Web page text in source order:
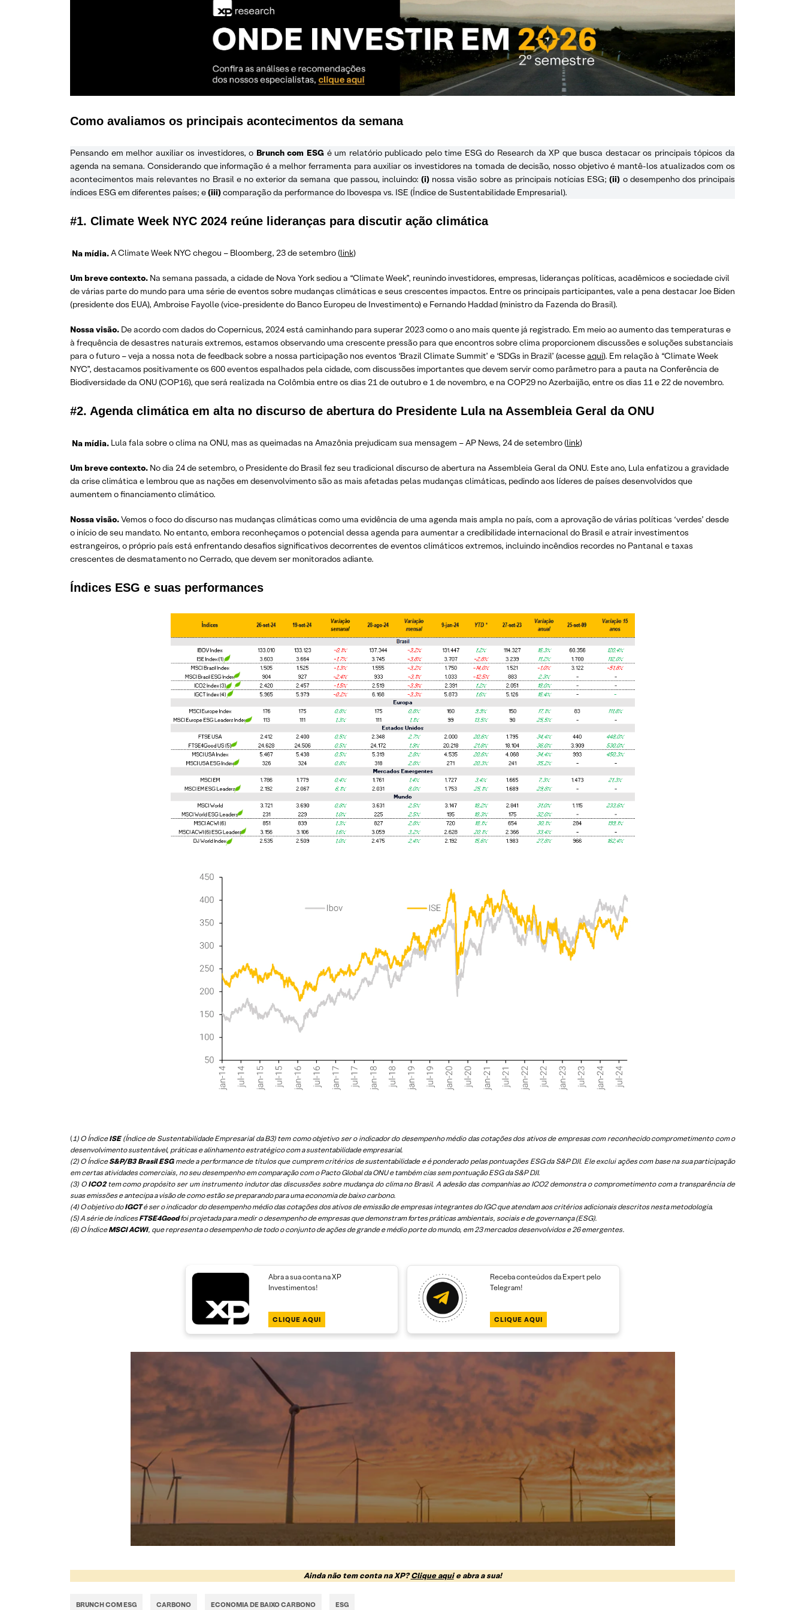
Como avaliamos os principais acontecimentos da semana
Pensando em melhor auxiliar os investidores, o Brunch com ESG é um relatório publicado pelo time ESG do Research da XP que busca destacar os principais tópicos da
agenda na semana. Considerando que informação é a melhor ferramenta para auxiliar os investidores na tomada de decisão, nosso objetivo é mantê-los atualizados com os
acontecimentos mais relevantes no Brasil e no exterior da semana que passou, incluindo:(i) nossa visão sobre as principais notícias ESG;(ii) o desempenho dos principais
índices ESG em diferentes países; e(iii)comparação da performance do Ibovespa vs. ISE (Índice de Sustentabilidade Empresarial).
#1. Climate Week NYC 2024 reúne lideranças para discutir ação climática
Na mídia.A Climate Week NYC chegou – Bloomberg, 23 de setembro (link)
Um breve contexto. Na semana passada, a cidade de Nova York sediou a “Climate Week”, reunindo investidores, empresas, lideranças políticas, acadêmicos e sociedade civil
de várias parte do mundo para uma série de eventos sobre mudanças climáticas e seus crescentes impactos. Entre os principais participantes, vale a pena destacar Joe Biden
(presidente dos EUA), Ambroise Fayolle (vice-presidente do Banco Europeu de Investimento) e Fernando Haddad (ministro da Fazenda do Brasil).
Nossa visão. De acordo com dados do Copernicus, 2024 está caminhando para superar 2023 como o ano mais quente já registrado. Em meio ao aumento das temperaturas e
à frequência de desastres naturais extremos, estamos observando uma crescente pressão para que encontros sobre clima proporcionem discussões e soluções substanciais
para o futuro – veja a nossa nota de feedback sobre a nossa participação nos eventos ‘Brazil Climate Summit’ e ‘SDGs in Brazil’ (acesseaqui). Em relação à “Climate Week
NYC”, destacamos positivamente os 600 eventos espalhados pela cidade, com discussões importantes que devem servir como parâmetro para a pauta na Conferência de
Biodiversidade da ONU (COP16), que será realizada na Colômbia entre os dias 21 de outubro e 1 de novembro, e na COP29 no Azerbaijão, entre os dias 11 e 22 de novembro.
#2. Agenda climática em alta no discurso de abertura do Presidente Lula na Assembleia Geral da ONU
Na mídia. Lula fala sobre o clima na ONU, mas as queimadas na Amazônia prejudicam sua mensagem – AP News, 24 de setembro (link)
Um breve contexto. No dia 24 de setembro, o Presidente do Brasil fez seu tradicional discurso de abertura na Assembleia Geral da ONU. Este ano, Lula enfatizou a gravidade
da crise climática e lembrou que as nações em desenvolvimento são as mais afetadas pelas mudanças climáticas, pedindo aos líderes de países desenvolvidos que
aumentem o financiamento climático.
Nossa visão.Vemos o foco do discurso nas mudanças climáticas como uma evidência de uma agenda mais ampla no país, com a aprovação de várias políticas ‘verdes’ desde
o início de seu mandato. No entanto, embora reconheçamos o potencial dessa agenda para aumentar a credibilidade internacional do Brasil e atrair investimentos
estrangeiros, o próprio país está enfrentando desafios significativos decorrentes de eventos climáticos extremos, incluindo incêndios recordes no Pantanal e taxas
crescentes de desmatamento no Cerrado, que devem ser monitorados adiante.
Índices ESG e suas performances
(1) O ÍndiceISE(Índice de Sustentabilidade Empresarial da B3) tem como objetivo ser o indicador do desempenho médio das cotações dos ativos de empresas com reconhecido comprometimento com o
desenvolvimento sustentável, práticas e alinhamento estratégico com a sustentabilidade empresarial.
(2) O ÍndiceS&P/B3 Brasil ESGmede a performance de títulos que cumprem critérios de sustentabilidade e é ponderado pelas pontuações ESG da S&P DJI. Ele exclui ações com base na sua participação
em certas atividades comerciais, no seu desempenho em comparação com o Pacto Global da ONU e também cias sem pontuação ESG da S&P DJI.
(3) O ICO2tem como propósito ser um instrumento indutor das discussões sobre mudança do clima no Brasil. A adesão das companhias ao ICO2 demonstra o comprometimento com a transparência de
suas emissões e antecipa a visão de como estão se preparando para uma economia de baixo carbono.
(4) O objetivo doIGCTé ser o indicador do desempenho médio das cotações dos ativos de emissão de empresas integrantes do IGC que atendam aos critérios adicionais descritos nesta metodologia.
(5)A série de índicesFTSE4Goodfoi projetada para medir o desempenho de empresas que demonstram fortes práticas ambientais, sociais e de governança (ESG).
(6) O ÍndiceMSCI ACWI, que representa o desempenho de todo o conjunto de ações de grande e médio porte do mundo, em 23 mercados desenvolvidos e 26 emergentes.
Abra a sua conta na XP
Investimentos!
CLIQUE AQUI
Receba conteúdos da Expert pelo
Telegram!
CLIQUE AQUI
Ainda não tem conta na XP?Clique aquie abra a sua!
BRUNCH COM ESG CARBONO ECONOMIA DE BAIXO CARBONO ESG